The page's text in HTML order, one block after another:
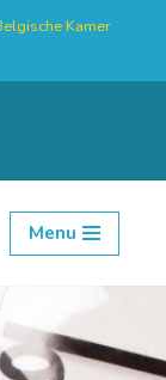
Kamer
Menu